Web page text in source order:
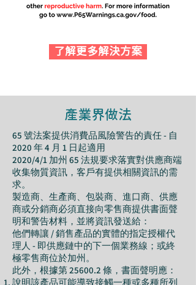
了解更多解決方案
產業界做法
65 號法案提供消費品風險警告的責任 - 自
2020 年 4 月 1 日起適用
2020/4/1 加州 65 法規要求落實對供應商端
收集物質資訊，客戶有提供相關資訊的需
求。
製造商、生產商、包裝商、進口商、供應
商或分銷商必須直接向零售商提供書面聲
明和警告材料，並將資訊發送給：
他們轉讓 / 銷售產品的實體的指定授權代
理人 - 即供應鏈中的下一個業務線；或終
極零售商位於加州。
此外，根據第 25600.2 條，書面聲明應：
說明該產品可能導致接觸一種或多種所列